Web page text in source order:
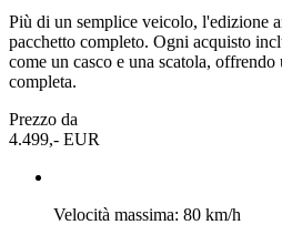
Più di un semplice veicolo, l'edizione
pacchetto completo. Ogni acquisto
come un casco e una scatola, offrendo
completa.
Prezzo da
4.499,- EUR
Velocità massima: 80 km/h